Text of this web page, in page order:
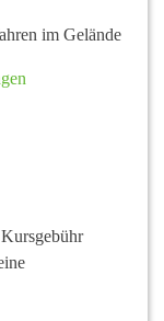
im Gelände